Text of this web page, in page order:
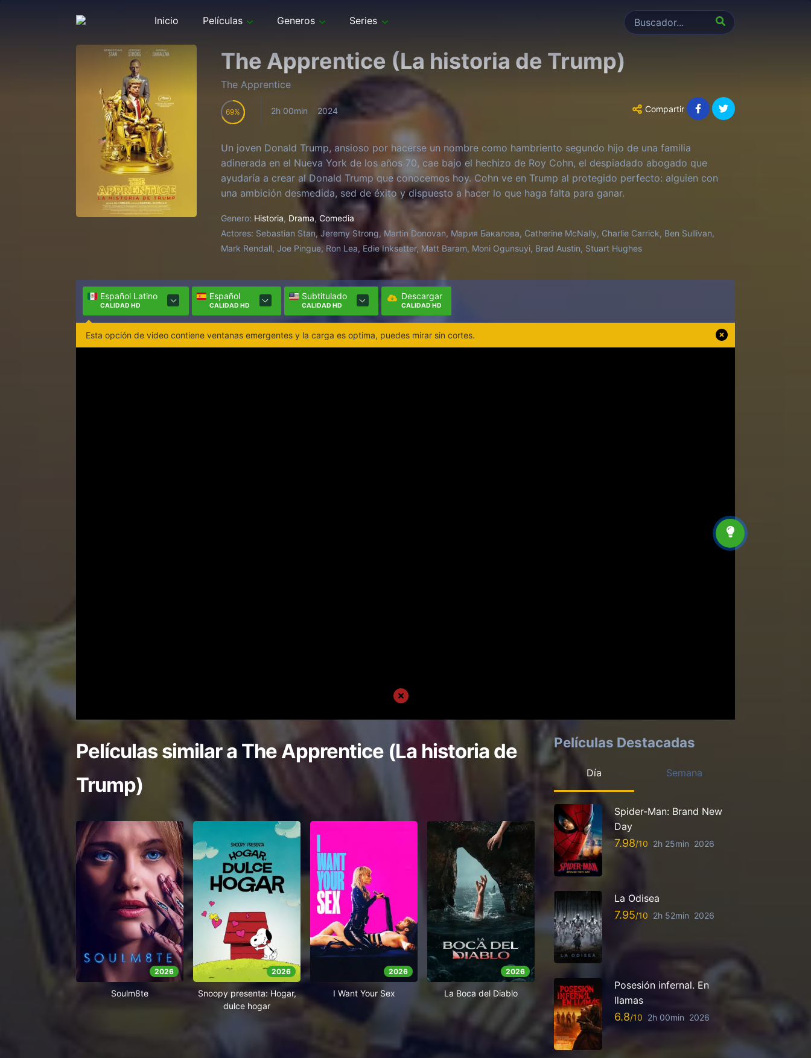
Inicio Películas Generos Series
The Apprentice (La historia de Trump)
The Apprentice
69 2h 00min 2024 Compartir
Un joven Donald Trump, ansioso por hacerse un nombre como hambriento segundo hijo de una familia
adinerada en el Nueva York de los años 70, cae bajo el hechizo de Roy Cohn, el despiadado abogado que
ayudaría a crear al Donald Trump que conocemos hoy. Cohn ve en Trump al protegido perfecto: alguien con
una ambición desmedida, sed de éxito y dispuesto a hacer lo que haga falta para ganar.
Genero: Historia, Drama, Comedia
Actores: Sebastian Stan, Jeremy Strong, Martin Donovan, Мария Бакалова, Catherine McNally, Charlie Carrick, Ben Sullivan,
Mark Rendall, Joe Pingue, Ron Lea, Edie Inksetter, Matt Baram, Moni Ogunsuyi, Brad Austin, Stuart Hughes
Español Latino
CALIDAD HD
Español
CALIDAD HD
Subtitulado
CALIDAD HD
Descargar
CALIDAD HD
Esta opción de video contiene ventanas emergentes y la carga es optima, puedes mirar sin cortes.
Películas similar a The Apprentice (La historia de
Trump)
2026
Soulm8te
2026
Snoopy presenta: Hogar,
dulce hogar
2026
I Want Your Sex
2026
La Boca del Diablo
Películas Destacadas
Día Semana
Spider-Man: Brand New
Day
7.98 2h 25min 2026
La Odisea
7.95 2h 52min 2026
Posesión infernal. En
llamas
6.8 2h 00min 2026